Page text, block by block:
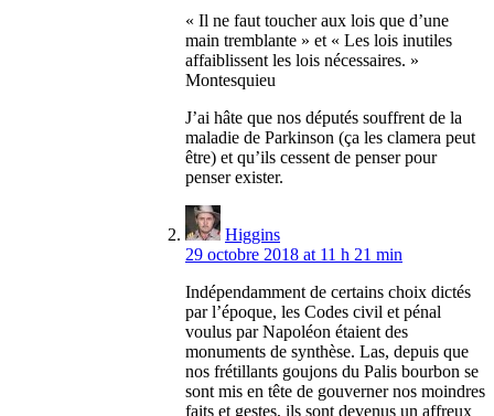
« Il ne faut toucher aux lois que d’une
main tremblante » et « Les lois inutiles
affaiblissent les lois nécessaires. »
Montesquieu
J’ai hâte que nos députés souffrent de la
maladie de Parkinson (ça les clamera peut
être) et qu’ils cessent de penser pour
penser exister.
Higgins
29 octobre 2018 at 11 h 21 min
Indépendamment de certains choix dictés
par l’époque, les Codes civil et pénal
voulus par Napoléon étaient des
monuments de synthèse. Las, depuis que
nos frétillants goujons du Palis bourbon se
sont mis en tête de gouverner nos moindres
faits et gestes, ils sont devenus un affreux